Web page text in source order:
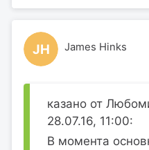
JH James Hinks
казано от
28.07.16, 11:00:
В момента